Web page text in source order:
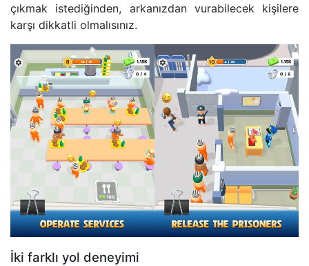
çıkmak istediğinden, arkanızdan vurabilecek kişilere
karşı dikkatli olmalısınız.
İki farklı yol deneyimi